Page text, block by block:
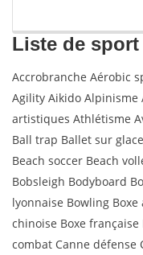
Liste de sport
Accrobranche Aérobic
Agility Aikido Alpinisme
artistiques Athlétisme
Ball trap Ballet sur
Beach soccer Beach
Bobsleigh Bodyboard
lyonnaise Bowling
chinoise Boxe
combat Canne défense